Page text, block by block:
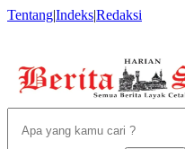
Tentang|Indeks|Redaksi